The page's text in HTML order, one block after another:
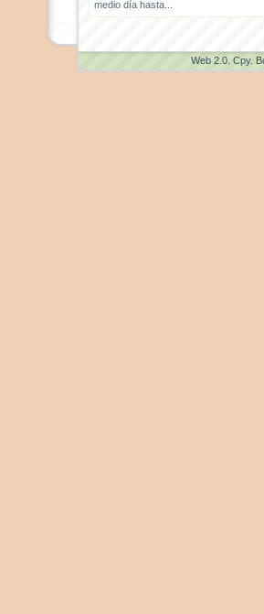
medio día hasta...
Web 2.0 . Cpy.